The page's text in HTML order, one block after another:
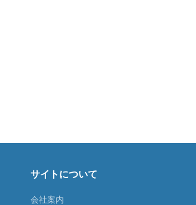
サイトについて
会社案内